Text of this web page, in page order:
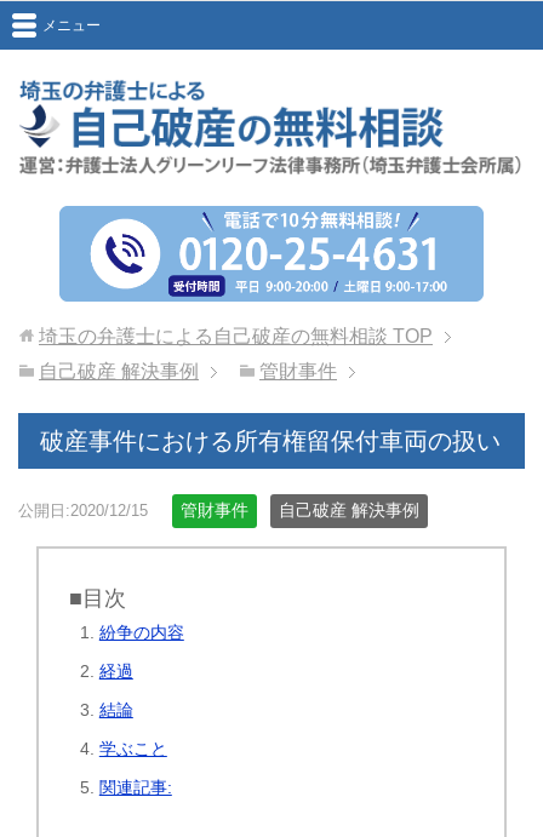
メニュー
埼玉の弁護士による自己破産の無料相談 TOP
自己破産 解決事例
管財事件
破産事件における所有権留保付車両の扱い
公開日:2020/12/15 管財事件 自己破産 解決事例
■目次
紛争の内容
経過
結論
学ぶこと
関連記事: